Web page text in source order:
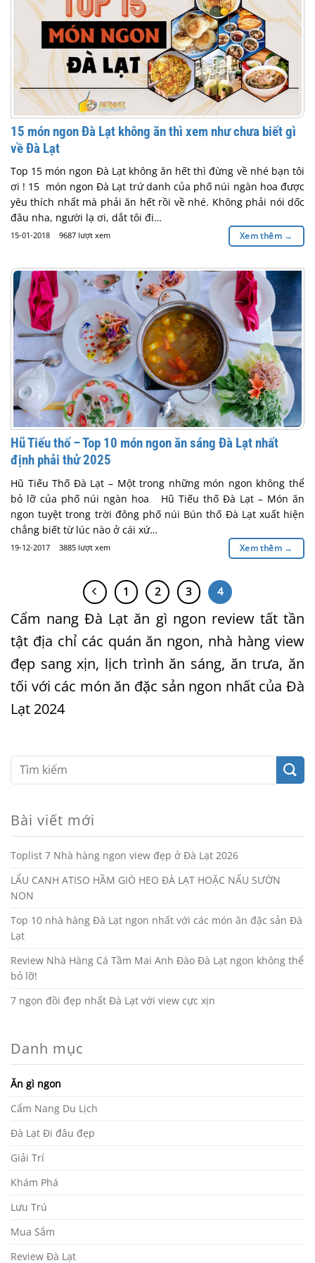
15 món ngon Đà Lạt không ăn thì xem như chưa biết gì
về Đà Lạt
Top 15 món ngon Đà Lạt không ăn hết thì đừng về nhé bạn tôi
ơi ! 15 món ngon Đà Lạt trứ danh của phố núi ngàn hoa được
yêu thích nhất mà phải ăn hết rồi về nhé. Không phải nói dốc
đâu nha, người lạ ơi, dắt tôi đi…
15-01-2018 9687 lượt xem Xem thêm →
Hũ Tiếu thố – Top 10 món ngon ăn sáng Đà Lạt nhất
định phải thử 2025
Hũ Tiếu Thố Đà Lạt – Một trong những món ngon không thể
bỏ lỡ của phố núi ngàn hoa Hũ Tiếu thố Đà Lạt – Món ăn
ngon tuyệt trong trời đông phố núi Bún thố Đà Lạt xuất hiện
chẳng biết từ lúc nào ở cái xứ…
19-12-2017 3885 lượt xem Xem thêm →
1 2 3 4
Cẩm nang Đà Lạt ăn gì ngon review tất tần
tật địa chỉ các quán ăn ngon, nhà hàng view
đẹp sang xịn, lịch trình ăn sáng, ăn trưa, ăn
tối với các món ăn đặc sản ngon nhất của Đà
Lạt 2024
Bài viết mới
Toplist 7 Nhà hàng ngon view đẹp ở Đà Lạt 2026
LẨU CANH ATISO HẦM GIÒ HEO ĐÀ LẠT HOẶC NẤU SƯỜN
NON
Top 10 nhà hàng Đà Lạt ngon nhất với các món ăn đặc sản Đà
Lạt
Review Nhà Hàng Cá Tầm Mai Anh Đào Đà Lạt ngon không thể
bỏ lỡ!
7 ngọn đồi đẹp nhất Đà Lạt với view cực xịn
Danh mục
Ăn gì ngon
Cẩm Nang Du Lịch
Đà Lạt Đi đâu đẹp
Giải Trí
Khám Phá
Lưu Trú
Mua Sắm
Review Đà Lạt